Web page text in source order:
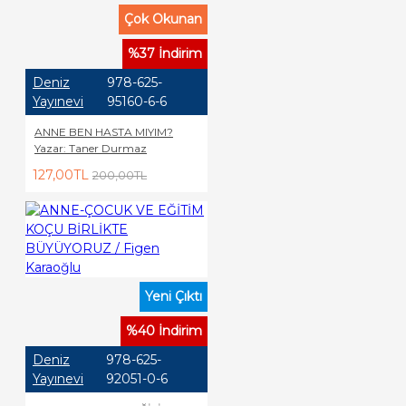
Çok Okunan
%37 İndirim
Deniz
Yayınevi
978-625-
95160-6-6
ANNE BEN HASTA MIYIM?
Yazar: Taner Durmaz
127,00TL 200,00TL
Yeni Çıktı
%40 İndirim
Deniz
Yayınevi
978-625-
92051-0-6